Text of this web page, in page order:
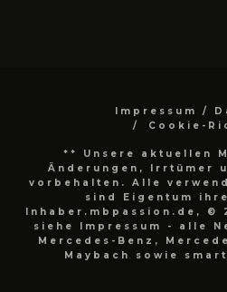
Impressum /
Cookie-
** Unsere aktuellen
Änderungen, Irrtümer
vorbehalten. Alle
sind Eigentum
Inhaber.mbpassion.de, ©
siehe Impressum - alle
Mercedes-Benz,
Maybach sowie